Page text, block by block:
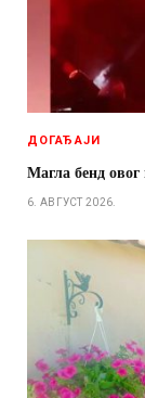
ДОГАЂАЈИ
Магла бенд
6. АВГУСТ 2026.